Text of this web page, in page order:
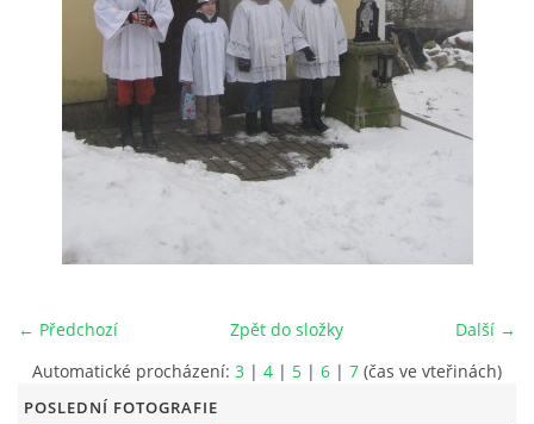
POŘAD BOHOSLUŽEB
BOHOSLUŽBY A KALENDÁŘ FARNÍCH AKCI
AKTUALITY
ŽIVOTOPISY SVATÝCH
DUCHOVNÍ SLOVO
← Předchozí Další →
Zpět do složky
Automatické procházení: 3 | 4 | 5 | 6 | 7 (čas ve vteřinách)
POSLEDNÍ FOTOGRAFIE